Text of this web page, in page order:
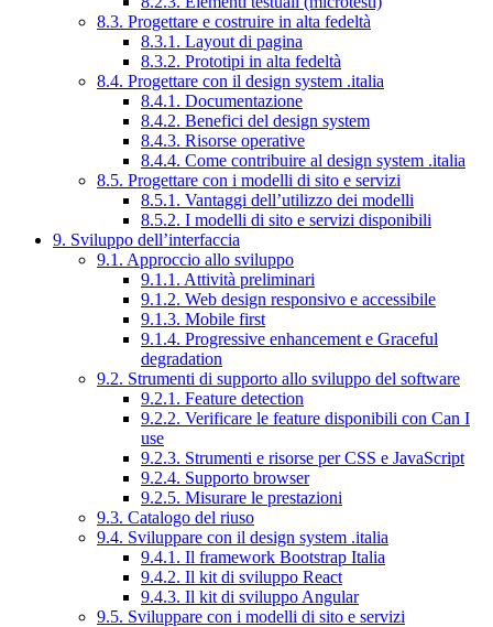
8.3. Progettare e costruire in alta fedeltà
8.3.1. Layout di pagina
8.3.2. Prototipi in alta fedeltà
8.4. Progettare con il design system .italia
8.4.1. Documentazione
8.4.2. Benefici del design system
8.4.3. Risorse operative
8.4.4. Come contribuire al design system .italia
8.5. Progettare con i modelli di sito e servizi
8.5.1. Vantaggi dell’utilizzo dei modelli
8.5.2. I modelli di sito e servizi disponibili
9. Sviluppo dell’interfaccia
9.1. Approccio allo sviluppo
9.1.1. Attività preliminari
9.1.2. Web design responsivo e accessibile
9.1.3. Mobile first
9.1.4. Progressive enhancement e Graceful
degradation
9.2. Strumenti di supporto allo sviluppo del software
9.2.1. Feature detection
9.2.2. Verificare le feature disponibili con Can I
use
9.2.3. Strumenti e risorse per CSS e JavaScript
9.2.4. Supporto browser
9.2.5. Misurare le prestazioni
9.3. Catalogo del riuso
9.4. Sviluppare con il design system .italia
9.4.1. Il framework Bootstrap Italia
9.4.2. Il kit di sviluppo React
9.4.3. Il kit di sviluppo Angular
9.5. Sviluppare con i modelli di sito e servizi